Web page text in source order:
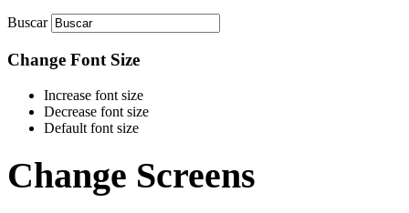
Buscar
Change Font Size
Increase font size
Decrease font size
Default font size
Change Screens